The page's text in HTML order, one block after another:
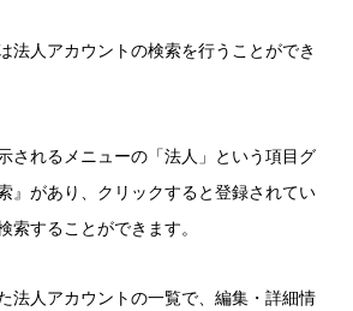
法人アカウントの検索を行うことができ
されるメニューの「法人」という項目グ
』があり、クリックすると登録されてい
索することができます。
法人アカウントの一覧で、編集・詳細情